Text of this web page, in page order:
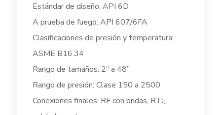
Estándar de diseño: API 6D
A prueba de fuego: API 607/6FA
Clasificaciones de presión y temperatura:
ASME B16.34
Rango de tamaños: 2” a 48”
Rango de presión: Clase 150 a 2500
Conexiones finales: RF con bridas, RTJ,